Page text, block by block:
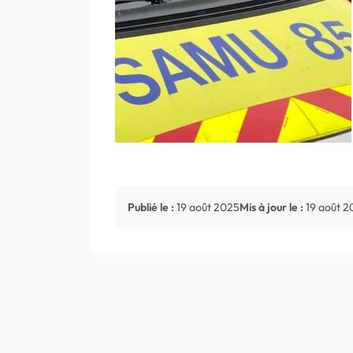
Publié le : 19 août 2025Mis à jour le : 19 août